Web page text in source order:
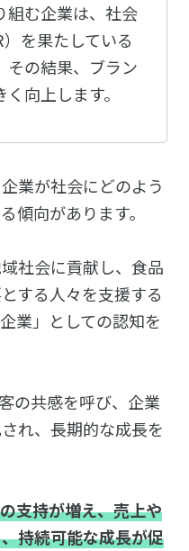
組む企業は、社会
）を果たしている
その結果、ブラン
向上します。
業が社会にどのよう
傾向があります。
社会に貢献し、食品
する人々を支援する
業」としての認知を
の共感を呼び、企業
れ、長期的な成長を
支持が増え、売上や
持続可能な成長が促